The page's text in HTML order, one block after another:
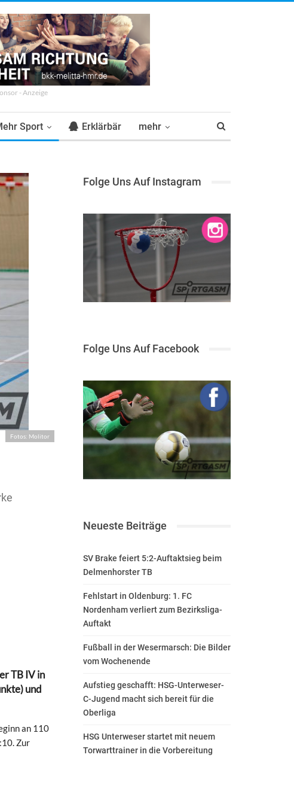
- Anzeige
Sport Erklärbär mehr
Fotos: Molitor
TB IV in
und
an 110
Zur
Folge Uns Auf Instagram
Folge Uns Auf Facebook
Neueste Beiträge
SV Brake feiert 5:2-Auftaktsieg beim
Delmenhorster TB
Fehlstart in Oldenburg: 1. FC
Nordenham verliert zum Bezirksliga-
Auftakt
Fußball in der Wesermarsch: Die Bilder
vom Wochenende
Aufstieg geschafft: HSG-Unterweser-
C-Jugend macht sich bereit für die
Oberliga
HSG Unterweser startet mit neuem
Torwarttrainer in die Vorbereitung